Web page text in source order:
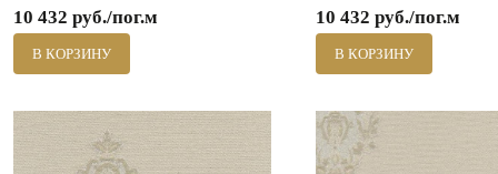
10 432 руб./пог.м
В КОРЗИНУ
10 432 руб./пог.м
В КОРЗИНУ